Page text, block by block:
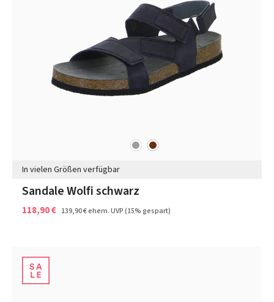
grau braun
In vielen Größen verfügbar
Sandale Wolfi schwarz
118,90 € 139,90 €ehem. UVP(15% gespart)